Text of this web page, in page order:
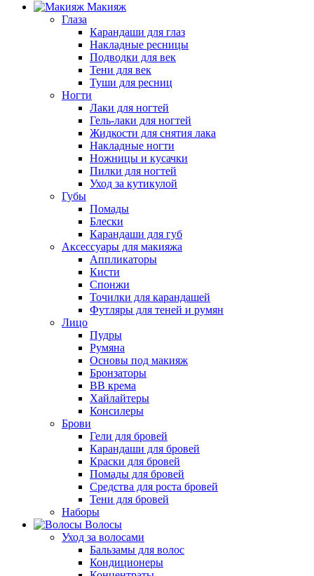
Макияж
Глаза
Карандаши для глаз
Накладные ресницы
Подводки для век
Тени для век
Туши для ресниц
Ногти
Лаки для ногтей
Гель-лаки для ногтей
Жидкости для снятия лака
Накладные ногти
Ножницы и кусачки
Пилки для ногтей
Уход за кутикулой
Губы
Помады
Блески
Карандаши для губ
Аксессуары для макияжа
Аппликаторы
Кисти
Спонжи
Точилки для карандашей
Футляры для теней и румян
Лицо
Пудры
Румяна
Основы под макияж
Бронзаторы
BB крема
Хайлайтеры
Консилеры
Брови
Гели для бровей
Карандаши для бровей
Краски для бровей
Помады для бровей
Средства для роста бровей
Тени для бровей
Наборы
Волосы
Уход за волосами
Бальзамы для волос
Кондиционеры